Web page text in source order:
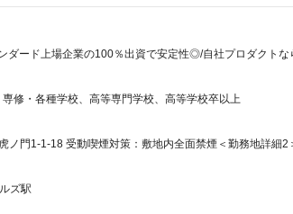
ード上場企業の100％出資で安定性◎/自社プロダクトな
修・各種学校、高等専門学校、高等学校卒以上
ノ門1-1-18 受動喫煙対策：敷地内全面禁煙＜勤務地詳細2
ズ駅